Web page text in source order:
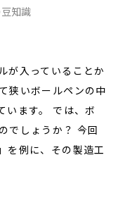
知識
が入っていることか
狭いボールペンの中
います。 では、ボ
でしょうか？ 今回
を例に、その製造工